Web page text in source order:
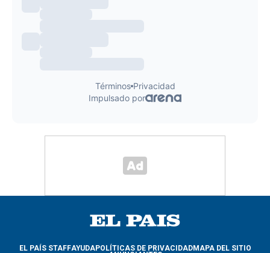
EL PAÍS STAFFAYUDAPOLÍTICAS DE PRIVACIDADMAPA DEL SITIO